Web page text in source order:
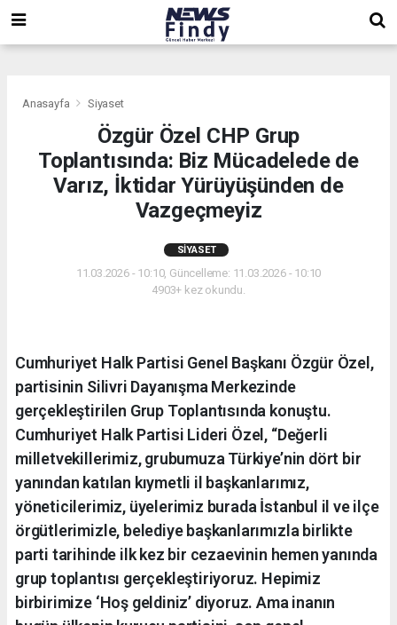
Anasayfa Siyaset
Özgür Özel CHP Grup
Toplantısında: Biz Mücadelede de
Varız, İktidar Yürüyüşünden de
Vazgeçmeyiz
SIYASET
11.03.2026 - 10:10, Güncelleme: 11.03.2026 - 10:10
4903+ kez okundu.
Cumhuriyet Halk Partisi Genel Başkanı Özgür Özel,
partisinin Silivri Dayanışma Merkezinde
gerçekleştirilen Grup Toplantısında konuştu.
Cumhuriyet Halk Partisi Lideri Özel, “Değerli
milletvekillerimiz, grubumuza Türkiye’nin dört bir
yanından katılan kıymetli il başkanlarımız,
yöneticilerimiz, üyelerimiz burada İstanbul il ve ilçe
örgütlerimizle, belediye başkanlarımızla birlikte
parti tarihinde ilk kez bir cezaevinin hemen yanında
grup toplantısı gerçekleştiriyoruz. Hepimiz
birbirimize ‘Hoş geldiniz’ diyoruz. Ama inanın